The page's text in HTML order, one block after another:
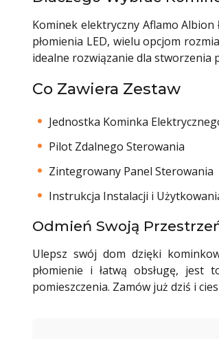
Kominek elektryczny Aflamo Albion
płomienia LED, wielu opcjom
idealne rozwiązanie dla stworzenia
Co Zawiera Zestaw
Jednostka Kominka
Pilot Zdalnego Sterowania
Zintegrowany Panel Sterowania
Instrukcja Instalacji i
Odmień Swoją
Ulepsz swój dom dzięki
płomienie i łatwą obsługę,
pomieszczenia. Zamów już dziś i